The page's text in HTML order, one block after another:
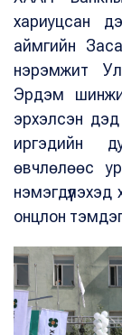
хариуцсан
аймгийн
нэрэмжит
Эрдэм
эрхэлсэн
иргэдийн
өвчлөлөөс
онцлон